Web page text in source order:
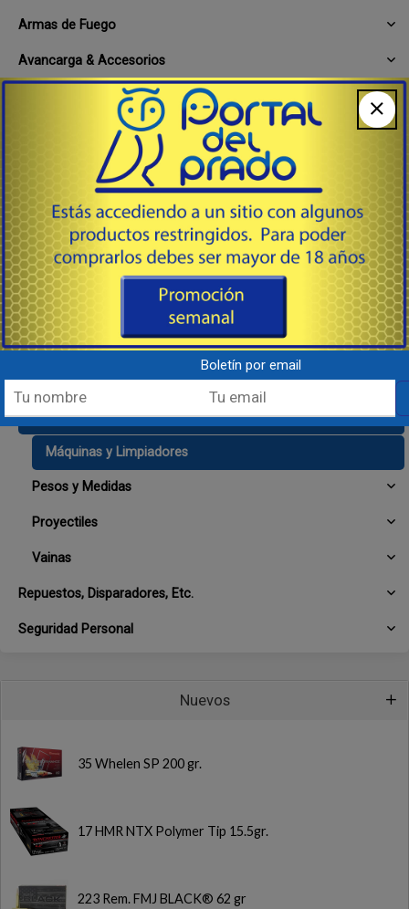
Armas de Fuego
Avancarga & Accesorios
Cajas - munición & otros
Cargadores & Magazines
Limpieza & Mantenimiento general
Munición
Recarga
Dados & Shellholders
Fulminantes
Gas Checks
Herramientas, Complementos
Limpieza de Vainas y Piezas
Máquinas y Limpiadores
Pesos y Medidas
Proyectiles
Vainas
Repuestos, Disparadores, Etc.
Seguridad Personal
Nuevos
35 Whelen SP 200 gr.
17 HMR NTX Polymer Tip 15.5gr.
223 Rem. FMJ BLACK® 62 gr
Boletín por email